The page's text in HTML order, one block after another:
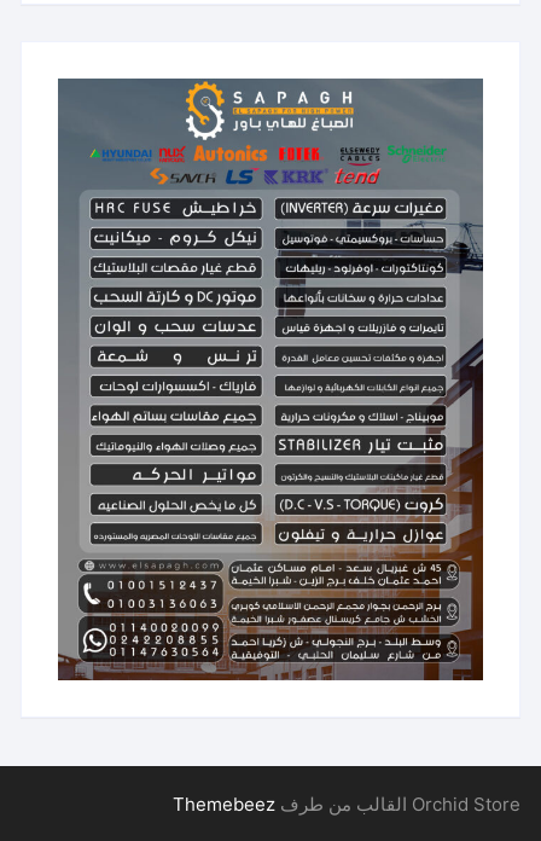
Orchid Store القالب من طرف Themebeez